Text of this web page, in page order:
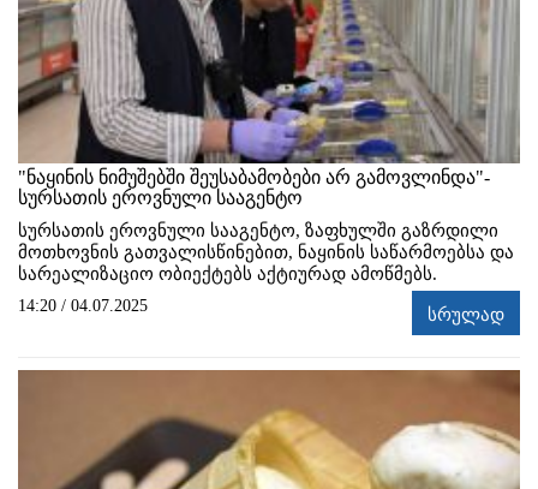
"ნაყინის ნიმუშებში შეუსაბამობები არ გამოვლინდა"-
სურსათის ეროვნული სააგენტო
სურსათის ეროვნული სააგენტო, ზაფხულში გაზრდილი
მოთხოვნის გათვალისწინებით, ნაყინის საწარმოებსა და
სარეალიზაციო ობიექტებს აქტიურად ამოწმებს.
14:20 / 04.07.2025 სრულად